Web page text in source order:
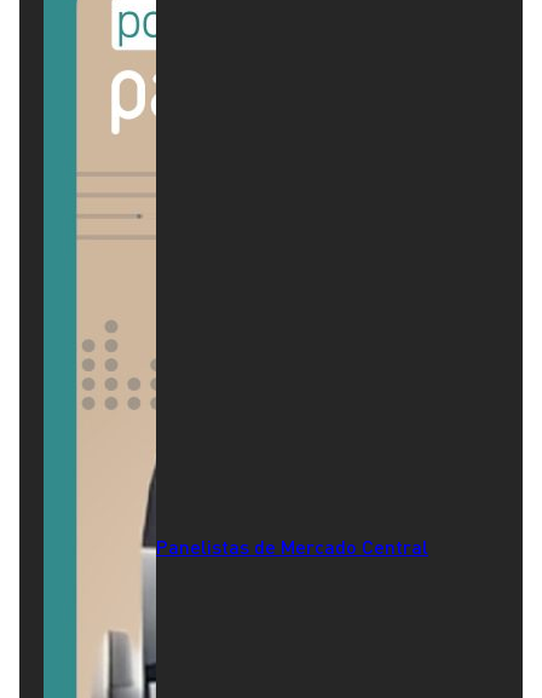
Panelistas de Mercado Central